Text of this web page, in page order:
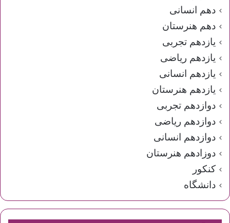
دهم انسانی
دهم هنرستان
یازدهم تجربی
یازدهم ریاضی
یازدهم انسانی
یازدهم هنرستان
دوازدهم تجربی
دوازدهم ریاضی
دوازدهم انسانی
دوزادهم هنرستان
کنکور
دانشگاه